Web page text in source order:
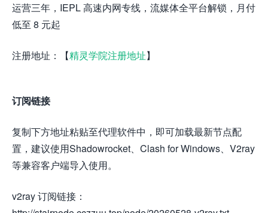
运营三年，IEPL 高速内网专线，流媒体全平台解锁，月付
低至 8 元起
注册地址：【精灵学院注册地址】
订阅链接
复制下方地址粘贴至代理软件中，即可加载最新节点配
置，建议使用Shadowrocket、Clash for Windows、V2ray
等兼容客户端导入使用。
v2ray 订阅链接：